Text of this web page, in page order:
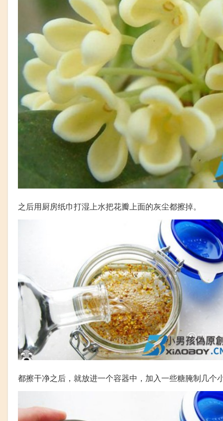
之后用厨房纸巾打湿上水把花瓣上面的灰尘都擦掉。
都擦干净之后，就放进一个容器中，加入一些糖腌制几个